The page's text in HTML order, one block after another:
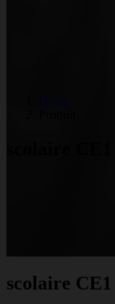
Home
scolaire CE1